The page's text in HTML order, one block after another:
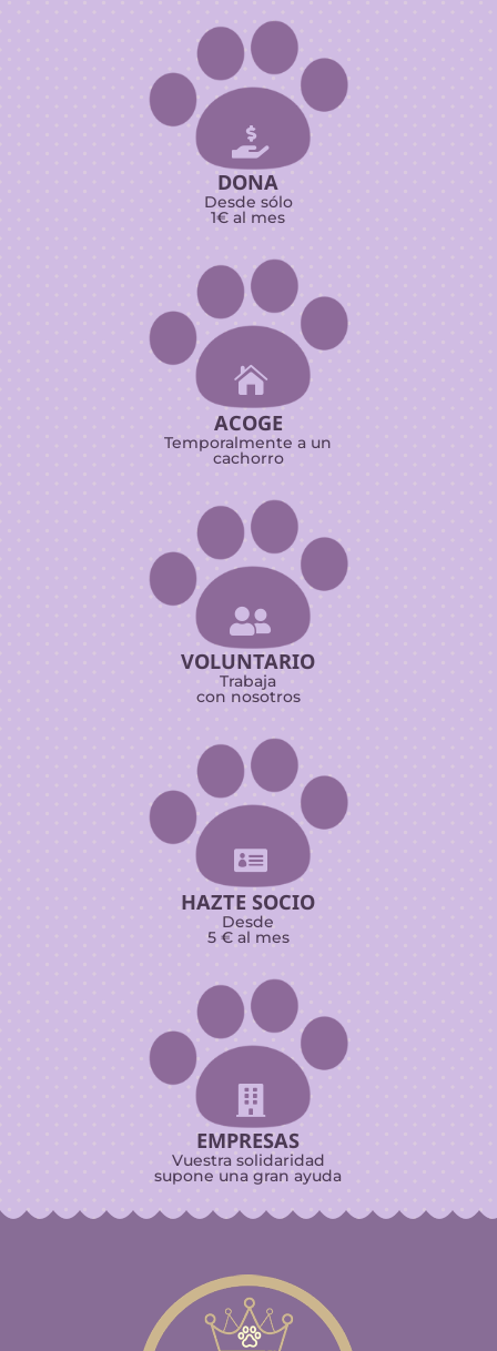

DONA
Desde sólo
1€ al mes

ACOGE
Temporalmente a un
cachorro

VOLUNTARIO
Trabaja
con nosotros

HAZTE SOCIO
Desde
5 € al mes

EMPRESAS
Vuestra solidaridad
supone una gran ayuda